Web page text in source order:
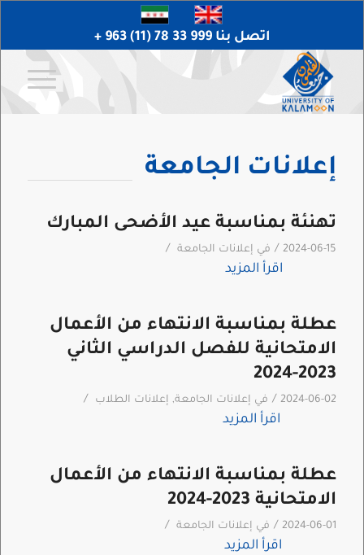
اتصل بنا 999 33 78 (11) 963 +
إعلانات الجامعة
تهنئة بمناسبة عيد الأضحى المبارك
2024-06-15
/ في إعلانات الجامعة /
اقرأ المزيد
عطلة بمناسبة الانتهاء من الأعمال
الامتحانية للفصل الدراسي الثاني
2023-2024
2024-06-02
/ في إعلانات الجامعة, إعلانات الطلاب /
اقرأ المزيد
عطلة بمناسبة الانتهاء من الأعمال
الامتحانية 2023-2024
2024-06-01
/ في إعلانات الجامعة /
اقرأ المزيد